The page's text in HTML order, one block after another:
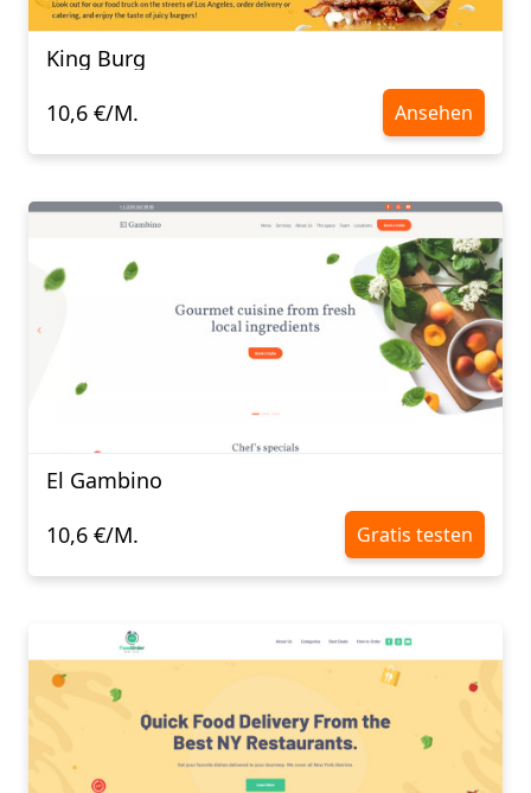
King Burg
10,6 €/M.
Ansehen
El Gambino
10,6 €/M.
Gratis testen